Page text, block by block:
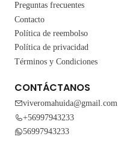
Preguntas frecuentes
Contacto
Política de reembolso
Política de privacidad
Términos y Condiciones
CONTÁCTANOS
viveromahuida@gmail.com
+56997943233
56997943233